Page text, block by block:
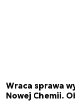
Wraca sprawa
Nowej Chemii.